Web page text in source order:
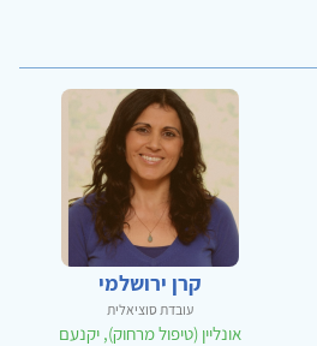
קרן ירושלמי
עובדת סוציאלית
אונליין (טיפול מרחוק), יקנעם